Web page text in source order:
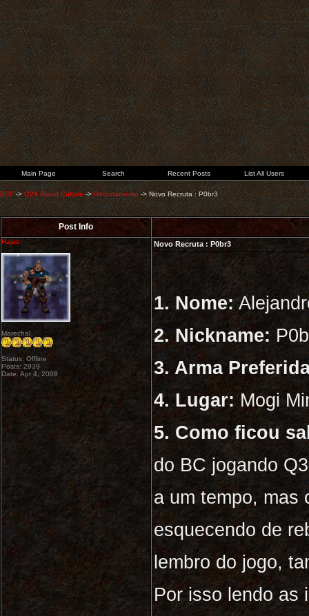
Main Page Search Recent Posts List All Users
BCF->Q2A Blood Culture->Recrutamento->Novo Recruta : P0br3
Post Info
Hajas
Marechal
Status: Offline
Posts: 2939
Date: Apr 4, 2008
Novo Recruta : P0br3
1. Nome:
2. Nickname:
3. Arma
4. Lugar: Mogi
5. Como ficou
do BC jogando
a um tempo, mas
esquecendo de
lembro do jogo,
Por isso lendo as